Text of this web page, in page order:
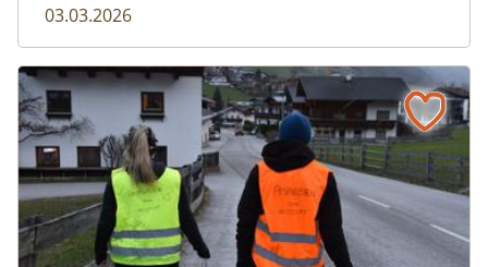
03.03.2026
Der steile Weg in die Freiheit